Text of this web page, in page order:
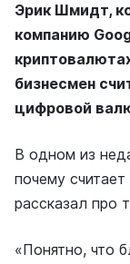
Эрик Шмидт,
компанию
бизнесмен
цифровой
В одном из
почему
рассказал про
«Понятно, что